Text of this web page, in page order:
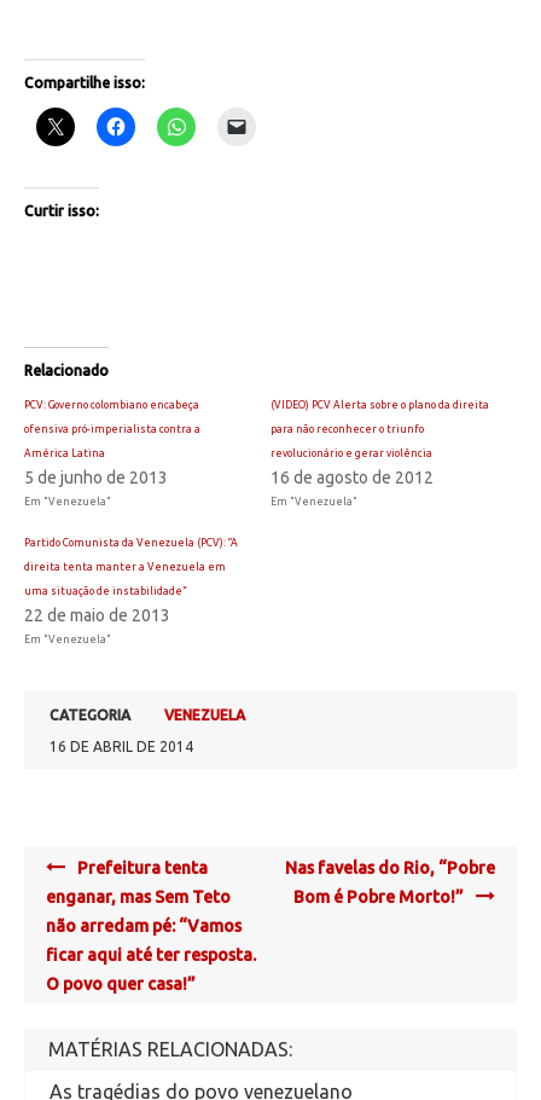
Compartilhe isso:
Curtir isso:
Relacionado
PCV: Governo colombiano encabeça
ofensiva pró-imperialista contra a
América Latina
5 de junho de 2013
Em "Venezuela"
(VIDEO) PCV Alerta sobre o plano da direita
para não reconhecer o triunfo
revolucionário e gerar violência
16 de agosto de 2012
Em "Venezuela"
Partido Comunista da Venezuela (PCV): “A
direita tenta manter a Venezuela em
uma situação de instabilidade”
22 de maio de 2013
Em "Venezuela"
CATEGORIA
VENEZUELA
16 DE ABRIL DE 2014
Post
navigation
Prefeitura tenta
enganar, mas Sem Teto
não arredam pé: “Vamos
ficar aqui até ter resposta.
O povo quer casa!”
Nas favelas do Rio, “Pobre
Bom é Pobre Morto!”
MATÉRIAS RELACIONADAS:
As tragédias do povo venezuelano